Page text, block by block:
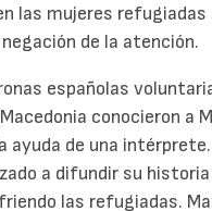
las mujeres
de la atención.
españolas
conocieron a
ayuda de una
a difundir su
las refugiadas.